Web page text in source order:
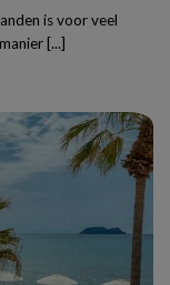
is voor veel
[...]